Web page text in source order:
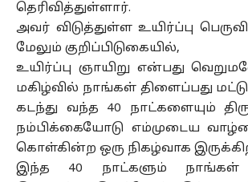
தெரிவித்துள்ளார்.
அவர் விடுத்துள்ள உயிர்ப்பு
மேலும் குறிப்பிடுகையில்,
உயிர்ப்பு ஞாயிறு என்பது
மகிழ்வில் நாங்கள் திளைப்பது
கடந்து வந்த 40 நாட்களையும்
நம்பிக்கையோடு எம்முடைய
கொள்கின்ற ஒரு நிகழ்வாக
இந்த 40 நாட்களும் நாங்கள்